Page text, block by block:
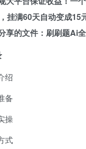
挂满60天自动变成15
享的文件：刷刷题Ai
绍
备
操
式